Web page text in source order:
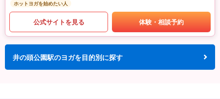
ホットヨガを始めたい人
公式サイトを見る 体験・相談予約
井の頭公園駅のヨガを目的別に探す